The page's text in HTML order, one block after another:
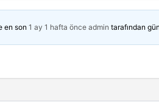
en son 1 ay 1 hafta önce admin tarafından